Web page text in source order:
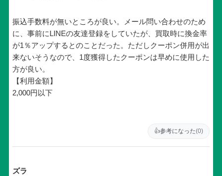
振込手数料が無いところが良い。メール問い合わせのため
に、事前にLINEの友達登録をしていたが、買取時に換金率
が1％アップするとのことだった。ただしクーポン併用が出
来ないそうなので、1度獲得したクーポンは早めに使用した
方が良い。
【利用金額】
2,000円以下
👍参考になった(0)
ズラ